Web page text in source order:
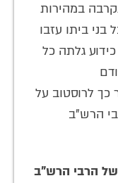
במהירות
ביתו עזבו
גלתה כל
כך לרוסטוב על
הרש"ב
הרבי הרש"ב